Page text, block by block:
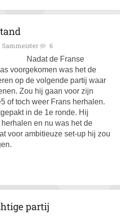
Sammeister 6
Nadat de Franse
voorgekomen was het de
op de volgende partij waar
Zou hij gaan voor zijn
of toch weer Frans herhalen.
in de 1e ronde. Hij
en nu was het de
voor ambitieuze set-up hij zou
partij